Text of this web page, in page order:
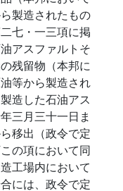
製造されたもの
七・一三項に掲
アスファルトそ
残留物（本邦に
等から製造され
造した石油アス
三月三十一日ま
移出（政令で定
の項において同
工場内において
には、政令で定